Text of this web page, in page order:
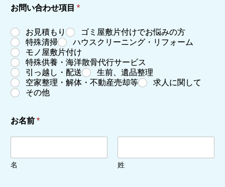
お問い合わせ項目 *
お見積もり
ゴミ屋敷片付けでお悩みの方
特殊清掃
ハウスクリーニング・リフォーム
モノ屋敷片付け
特殊供養・海洋散骨代行サービス
引っ越し・配送
生前、遺品整理
空家整理・解体・不動産売却等
求人に関して
その他
お名前 *
名 姓